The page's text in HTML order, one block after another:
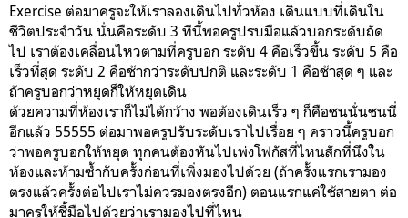
Exercise ต่อมาครูจะให้เราลองเดินไปทั่วห้อง เดินแบบที่เดินใน
ชีวิตประจำวัน นั่นคือระดับ 3 ทีนี้พอครูปรบมือแล้วบอกระดับถัด
ไป เราต้องเคลื่อนไหวตามที่ครูบอก ระดับ 4 คือเร็วขึ้น ระดับ 5 คือ
เร็วที่สุด ระดับ 2 คือช้ากว่าระดับปกติ และระดับ 1 คือช้าสุด ๆ และ
ถ้าครูบอกว่าหยุดก็ให้หยุดเดิน
ด้วยความที่ห้องเราก็ไม่ได้กว้าง พอต้องเดินเร็ว ๆ ก็คือชนนั่นชนนี่
อีกแล้ว 55555 ต่อมาพอครูปรับระดับเราไปเรื่อย ๆ คราวนี้ครูบอก
ว่าพอครูบอกให้หยุด ทุกคนต้องหันไปเพ่งโฟกัสที่ไหนสักที่นึงใน
ห้องและห้ามซ้ำกับครั้งก่อนที่เพิ่งมองไปด้วย (ถ้าครั้งแรกเรามอง
ตรงแล้วครั้งต่อไปเราไม่ควรมองตรงอีก) ตอนแรกแค่ใช้สายตา ต่อ
มาครูให้ชี้มือไปด้วยว่าเรามองไปที่ไหน